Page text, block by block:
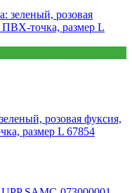
розовая фуксия,
размер L 67854